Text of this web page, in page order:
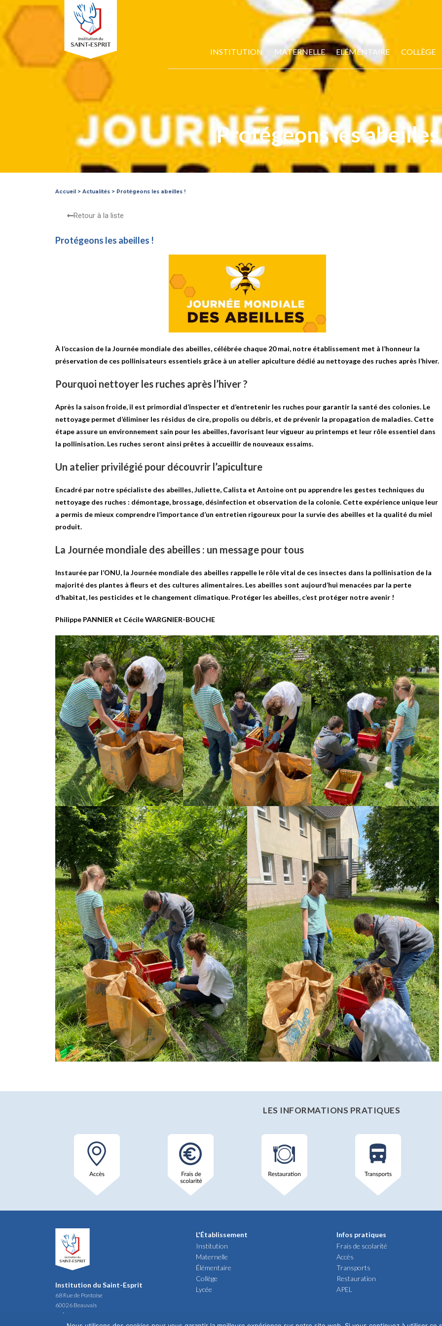
INSTITUTION MATERNELLE ELÉMENTAIRE COLLÈGE
Protégeons les
Accueil > Actualités > Protégeons les abeilles !
Retour à la liste
Protégeons les abeilles !
À l’occasion de la Journée mondiale des abeilles, célébrée chaque 20 mai, notre établissement met à l’honneur la
préservation de ces pollinisateurs essentiels grâce à un atelier apiculture dédié au nettoyage des ruches après l’hiver.
Pourquoi nettoyer les ruches après l’hiver ?
Après la saison froide, il est primordial d’inspecter et d’entretenir les ruches pour garantir la santé des colonies. Le
nettoyage permet d’éliminer les résidus de cire, propolis ou débris, et de prévenir la propagation de maladies. Cette
étape assure un environnement sain pour les abeilles, favorisant leur vigueur au printemps et leur rôle essentiel dans
la pollinisation. Les ruches seront ainsi prêtes à accueillir de nouveaux essaims.
Un atelier privilégié pour découvrir l’apiculture
Encadré par notre spécialiste des abeilles, Juliette, Calista et Antoine ont pu apprendre les gestes techniques du
nettoyage des ruches : démontage, brossage, désinfection et observation de la colonie. Cette expérience unique leur
a permis de mieux comprendre l’importance d’un entretien rigoureux pour la survie des abeilles et la qualité du miel
produit.
La Journée mondiale des abeilles : un message pour tous
Instaurée par l’ONU, la Journée mondiale des abeilles rappelle le rôle vital de ces insectes dans la pollinisation de la
majorité des plantes à fleurs et des cultures alimentaires. Les abeilles sont aujourd’hui menacées par la perte
d’habitat, les pesticides et le changement climatique. Protéger les abeilles, c’est protéger notre avenir !
Philippe PANNIER et Cécile WARGNIER-BOUCHE
LES INFORMATIONS PRATIQUES
Institution du Saint-Esprit
68 Rue de Pontoise
60026 Beauvais
Tél : 03 44 12 19 40
L'Établissement
Institution
Maternelle
Élémentaire
Collège
Lycée
Infos pratiques
Frais de scolarité
Accès
Transports
Restauration
APEL